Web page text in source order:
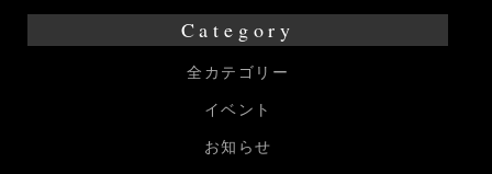
Category
全カテゴリー
イベント
お知らせ